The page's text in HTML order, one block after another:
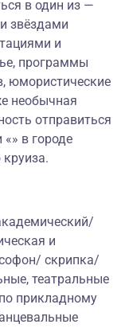
в один из —
звёздами
и
программы
юмористические
необычная
отправиться
в городе
и
скрипка/
театральные
прикладному